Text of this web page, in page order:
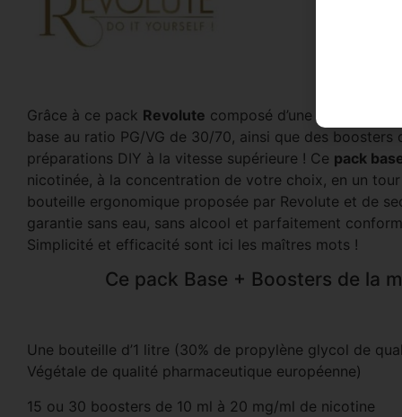
Grâce à ce pack Revolute composé d’une bouteille
base au ratio PG/VG de 30/70, ainsi que des
préparations DIY à la vitesse supérieure ! Ce pack
nicotinée, à la concentration de votre choix, en un
bouteille ergonomique proposée par Revolute et de
garantie sans eau, sans alcool et parfaitement
Simplicité et efficacité sont ici les maîtres mots !
Ce pack Base + Boosters de la
Une bouteille d’1 litre (30% de propylène glycol de
Végétale de qualité pharmaceutique européenne)
15 ou 30 boosters de 10 ml à 20 mg/ml de nicotine